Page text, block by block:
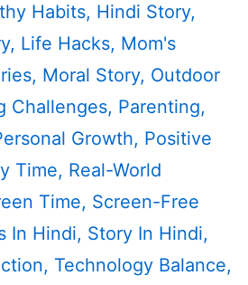
Habits, Hindi Story,
, Life Hacks, Mom's
, Moral Story, Outdoor
Challenges, Parenting,
Growth, Positive
Time, Real-World
Time, Screen-Free
In Hindi, Story In Hindi,
, Technology Balance,